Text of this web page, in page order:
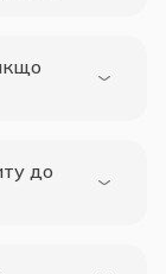
до